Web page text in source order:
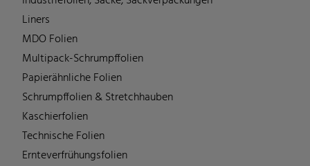
Liners
MDO Folien
Multipack-Schrumpffolien
Papierähnliche Folien
Schrumpffolien & Stretchhauben
Kaschierfolien
Technische Folien
Ernteverfrühungsfolien